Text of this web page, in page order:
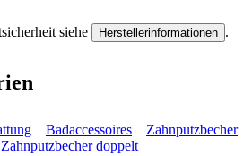
siehe Herstellerinformationen .
Badaccessoires
Zahnputzbecher
Zahnputzbecher doppelt